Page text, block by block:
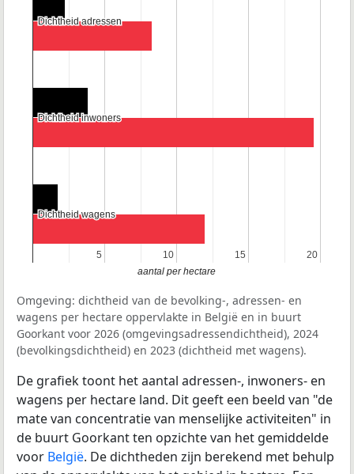
5
5 10
10 15
15 20
20
Dichtheid adressen
Dichtheid adressen
Dichtheid inwoners
Dichtheid inwoners
Dichtheid wagens
Dichtheid wagens
aantal per hectare
Omgeving: dichtheid van de bevolking-, adressen- en
wagens per hectare oppervlakte in België en in buurt
Goorkant voor 2026 (omgevingsadressendichtheid), 2024
(bevolkingsdichtheid) en 2023 (dichtheid met wagens).
De grafiek toont het aantal adressen-, inwoners- en
wagens per hectare land. Dit geeft een beeld van "de
mate van concentratie van menselijke activiteiten" in
de buurt Goorkant ten opzichte van het gemiddelde
voor België. De dichtheden zijn berekend met behulp